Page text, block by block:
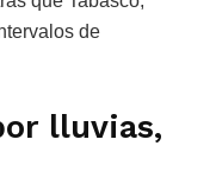
de
lluvias,